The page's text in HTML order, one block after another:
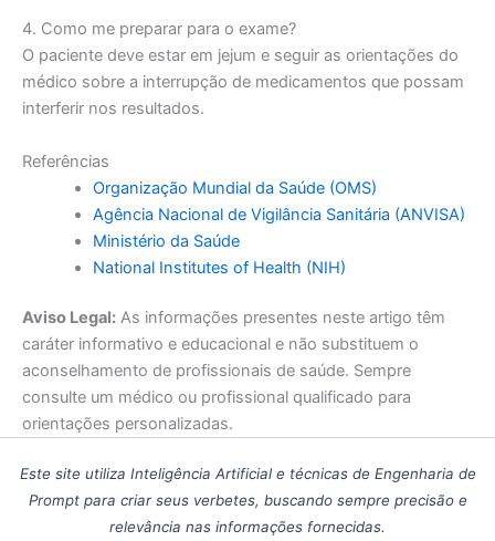
4. Como me preparar para o exame?
O paciente deve estar em jejum e seguir as orientações do
médico sobre a interrupção de medicamentos que possam
interferir nos resultados.
Referências
Organização Mundial da Saúde (OMS)
Agência Nacional de Vigilância Sanitária (ANVISA)
Ministério da Saúde
National Institutes of Health (NIH)
Aviso Legal: As informações presentes neste artigo têm
caráter informativo e educacional e não substituem o
aconselhamento de profissionais de saúde. Sempre
consulte um médico ou profissional qualificado para
orientações personalizadas.
Este site utiliza Inteligência Artificial e técnicas de Engenharia de
Prompt para criar seus verbetes, buscando sempre precisão e
relevância nas informações fornecidas.